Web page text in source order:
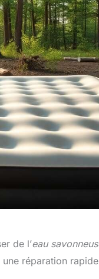
de l’eau
réparation